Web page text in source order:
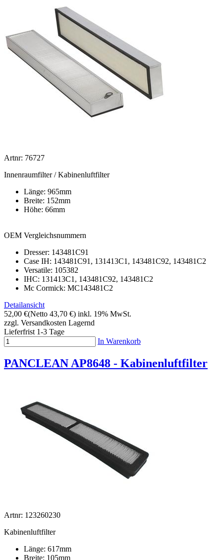
Artnr: 76727
Innenraumfilter / Kabinenluftfilter
Länge: 965mm
Breite: 152mm
Höhe: 66mm
OEM Vergleichsnummern
Dresser: 143481C91
Case IH: 143481C91, 131413C1, 143481C92, 143481C2
Versatile: 105382
IHC: 131413C1, 143481C92, 143481C2
Mc Cormick: MC143481C2
Detailansicht
52,00 €(Netto 43,70 €) inkl. 19% MwSt.
zzgl. Versandkosten Lagernd
Lieferfrist 1-3 Tage
In Warenkorb
PANCLEAN AP8648 - Kabinenluftfilter
Artnr: 123260230
Kabinenluftfilter
Länge: 617mm
Breite: 105mm